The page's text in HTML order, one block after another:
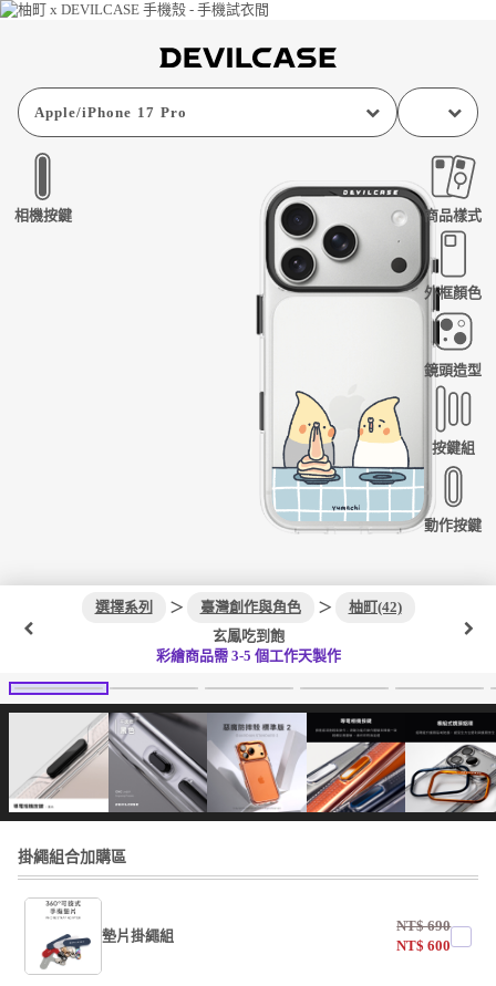
Apple/iPhone 17 Pro
相機按鍵 商品樣式
外框顏色
鏡頭造型
按鍵組
動作按鍵
選擇系列 ＞ 臺灣創作與角色 ＞
柚町(42)
玄鳳吃到飽
彩繪商品需 3-5 個工作天製作
掛繩組合加購區
墊片掛繩組
NT$690
NT$600